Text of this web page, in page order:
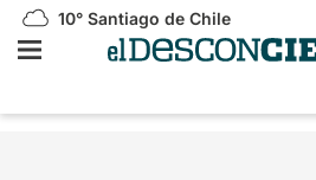
10° Santiago de Chile